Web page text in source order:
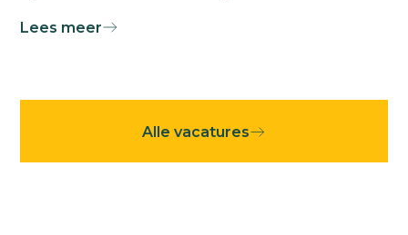
zoeken wij eenFinance Controller
Lees meer
Alle vacatures